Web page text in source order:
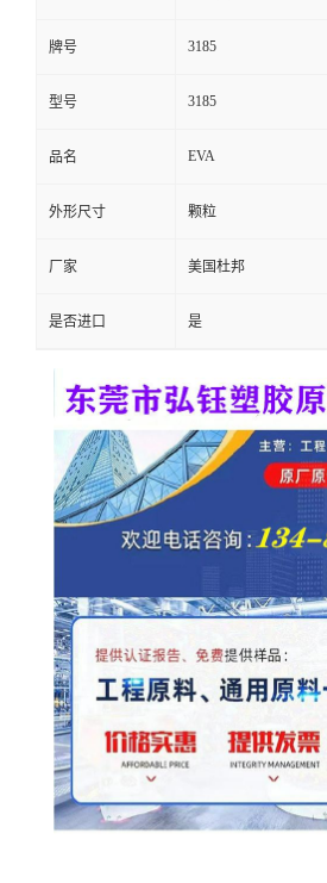
牌号 3185
型号 3185
品名 EVA
外形尺寸 颗粒
厂家 美国杜邦
是否进口 是